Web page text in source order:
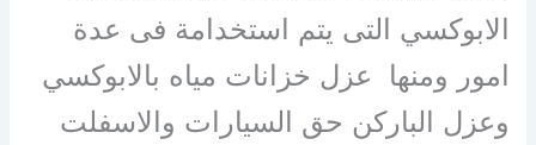
الابوكسي التى يتم استخدامة فى عدة
امور ومنها عزل خزانات مياه بالابوكسي
وعزل الباركن حق السيارات والاسفلت